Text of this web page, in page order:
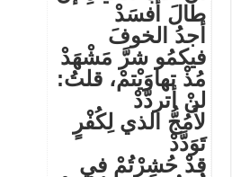
طالَ أفسَدْ
أجدُ الخوفَ
فيكمُو شرَّ مَشْهَدْ
مُذْ تهاوَيْتمْ، قلتُ:
لنْ أتردَّدْ
لأَمُجُّ الذي لِكُفْرٍ
تَوَدَّدْ
قدْ حُشِرْتُمْ في